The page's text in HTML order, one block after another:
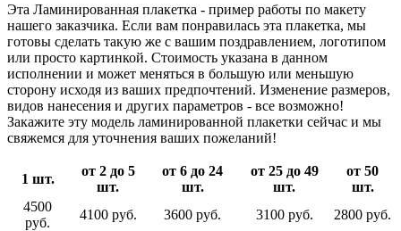
Эта Ламинированная плакетка - пример работы по макету
нашего заказчика. Если вам понравилась эта плакетка, мы
готовы сделать такую же с вашим поздравлением, логотипом
или просто картинкой. Стоимость указана в данном
исполнении и может меняться в большую или меньшую
сторону исходя из ваших предпочтений. Изменение размеров,
видов нанесения и других параметров - все возможно!
Закажите эту модель ламинированной плакетки сейчас и мы
свяжемся для уточнения ваших пожеланий!
1 шт.
от 2 до 5
шт.
от 6 до 24
шт.
от 25 до 49
шт.
от 50
шт.
4500
руб.
4100 руб. 3600 руб. 3100 руб.
2800 руб.